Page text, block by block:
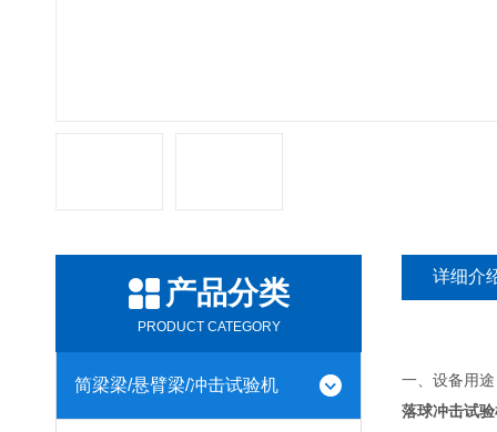
产品分类
PRODUCT CATEGORY
简梁梁/悬臂梁/冲击试验机
详细介
一、设备用
落球冲击试